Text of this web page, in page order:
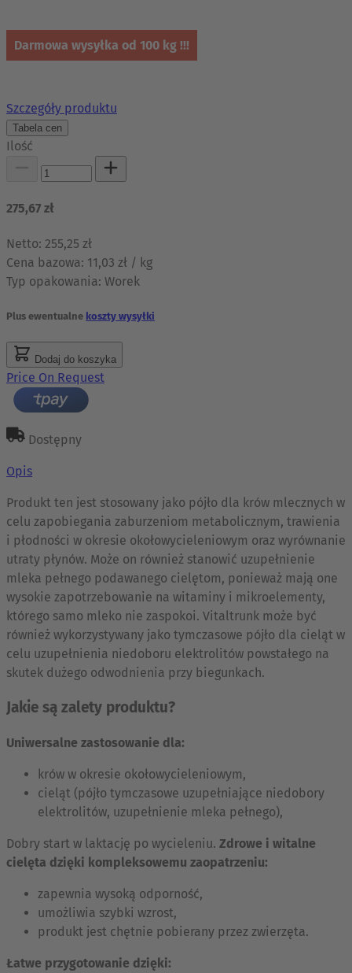
Darmowa wysyłka od 100 kg !!!
Szczegóły produktu
Tabela cen
Ilość
275,67 zł
Netto: 255,25 zł
Cena bazowa: 11,03 zł / kg
Typ opakowania: Worek
Plus ewentualne koszty wysyłki
Dodaj do koszyka
Price On Request
Dostępny
Opis
Produkt ten jest stosowany jako pójło dla krów mlecznych w
celu zapobiegania zaburzeniom metabolicznym, trawienia
i płodności w okresie okołowycieleniowym oraz wyrównanie
utraty płynów. Może on również stanowić uzupełnienie
mleka pełnego podawanego cielętom, ponieważ mają one
wysokie zapotrzebowanie na witaminy i mikroelementy,
którego samo mleko nie zaspokoi. Vitaltrunk może być
również wykorzystywany jako tymczasowe pójło dla cieląt w
celu uzupełnienia niedoboru elektrolitów powstałego na
skutek dużego odwodnienia przy biegunkach.
Jakie są zalety produktu?
Uniwersalne zastosowanie dla:
krów w okresie okołowycieleniowym,
cieląt (pójło tymczasowe uzupełniające niedobory
elektrolitów, uzupełnienie mleka pełnego),
Dobry start w laktację po wycieleniu. Zdrowe i witalne
cielęta dzięki kompleksowemu zaopatrzeniu:
zapewnia wysoką odporność,
umożliwia szybki wzrost,
produkt jest chętnie pobierany przez zwierzęta.
Łatwe przygotowanie dzięki: